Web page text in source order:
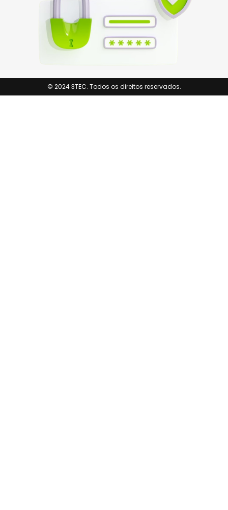
© 2024 3TEC. Todos os direitos reservados.